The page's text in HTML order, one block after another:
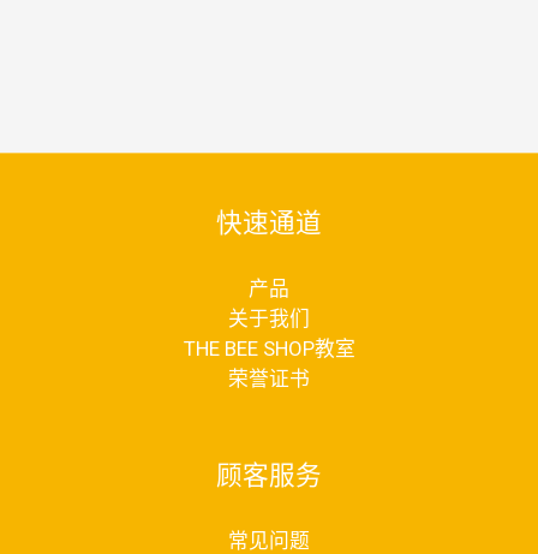
快速通道
产品
关于我们
THE BEE SHOP教室
荣誉证书
顾客服务
常见问题